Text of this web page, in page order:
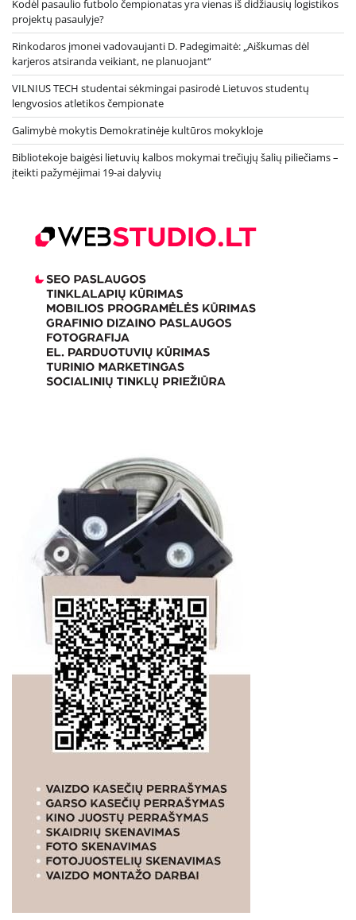
Kodėl pasaulio futbolo čempionatas yra vienas iš didžiausių logistikos
projektų pasaulyje?
Rinkodaros įmonei vadovaujanti D. Padegimaitė: „Aiškumas dėl
karjeros atsiranda veikiant, ne planuojant“
VILNIUS TECH studentai sėkmingai pasirodė Lietuvos studentų
lengvosios atletikos čempionate
Galimybė mokytis Demokratinėje kultūros mokykloje
Bibliotekoje baigėsi lietuvių kalbos mokymai trečiųjų šalių piliečiams –
įteikti pažymėjimai 19-ai dalyvių